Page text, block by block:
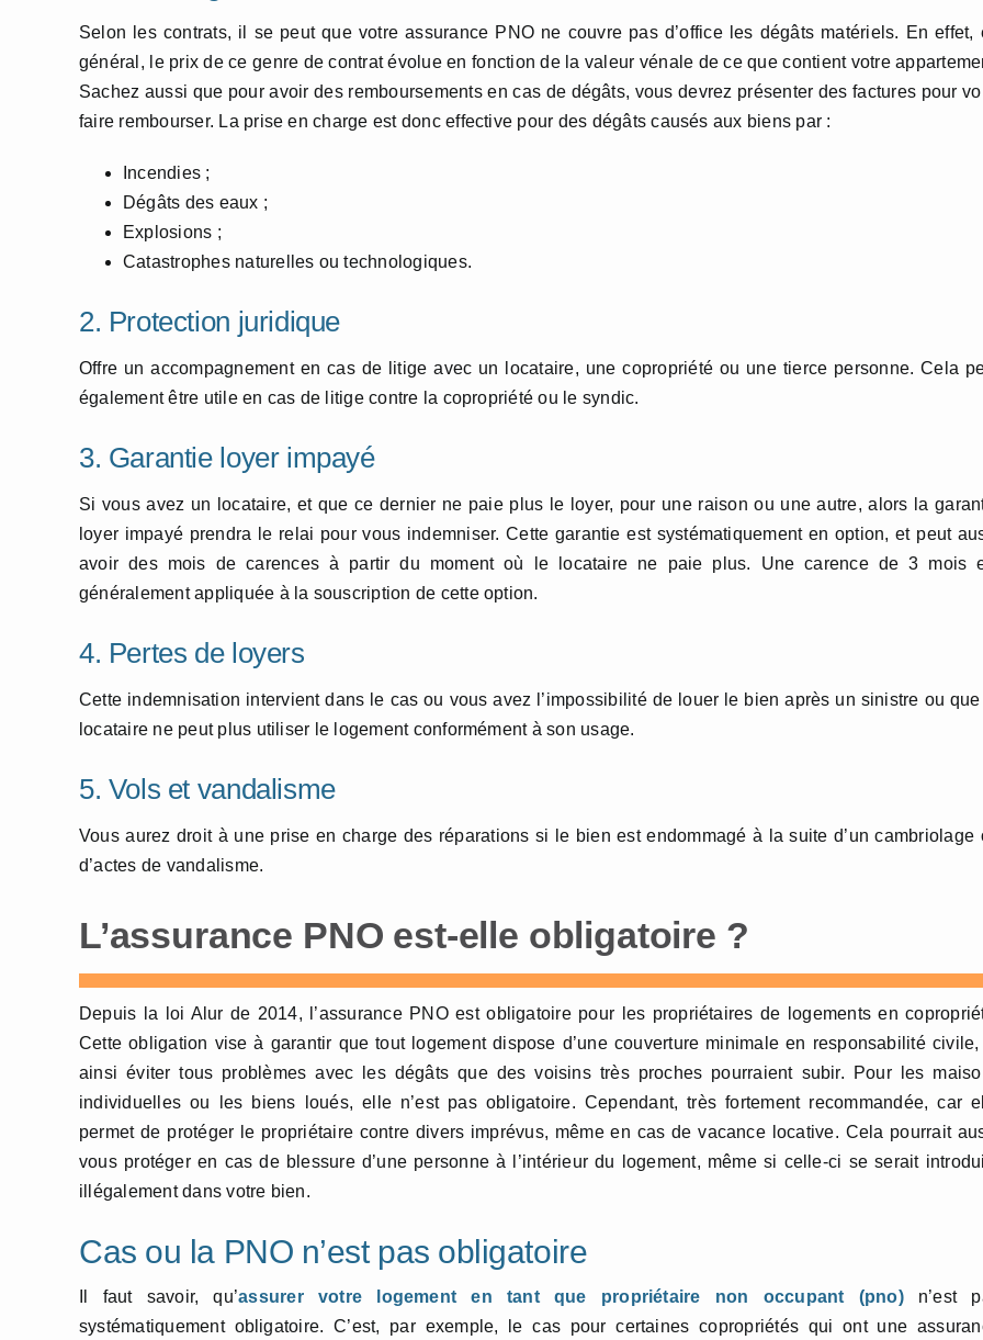
Selon les contrats, il se peut que votre assurance PNO ne couvre pas d’office les dégâts matériels. En effet,
général, le prix de ce genre de contrat évolue en fonction de la valeur vénale de ce que contient votre
Sachez aussi que pour avoir des remboursements en cas de dégâts, vous devrez présenter des factures pour
faire rembourser. La prise en charge est donc effective pour des dégâts causés aux biens par :
Incendies ;
Dégâts des eaux ;
Explosions ;
Catastrophes naturelles ou technologiques.
2. Protection juridique
Offre un accompagnement en cas de litige avec un locataire, une copropriété ou une tierce personne. Cela
également être utile en cas de litige contre la copropriété ou le syndic.
3. Garantie loyer impayé
Si vous avez un locataire, et que ce dernier ne paie plus le loyer, pour une raison ou une autre, alors la
loyer impayé prendra le relai pour vous indemniser. Cette garantie est systématiquement en option, et peut
avoir des mois de carences à partir du moment où le locataire ne paie plus. Une carence de 3 mois
généralement appliquée à la souscription de cette option.
4. Pertes de loyers
Cette indemnisation intervient dans le cas ou vous avez l’impossibilité de louer le bien après un sinistre ou
locataire ne peut plus utiliser le logement conformément à son usage.
5. Vols et vandalisme
Vous aurez droit à une prise en charge des réparations si le bien est endommagé à la suite d’un cambriolage
d’actes de vandalisme.
L’assurance PNO est-elle obligatoire ?
Depuis la loi Alur de 2014, l’assurance PNO est obligatoire pour les propriétaires de logements en
Cette obligation vise à garantir que tout logement dispose d’une couverture minimale en responsabilité
ainsi éviter tous problèmes avec les dégâts que des voisins très proches pourraient subir. Pour les
individuelles ou les biens loués, elle n’est pas obligatoire. Cependant, très fortement recommandée, car
permet de protéger le propriétaire contre divers imprévus, même en cas de vacance locative. Cela pourrait
vous protéger en cas de blessure d’une personne à l’intérieur du logement, même si celle-ci se serait
illégalement dans votre bien.
Cas ou la PNO n’est pas obligatoire
Il faut savoir, qu’assurer votre logement en tant que propriétaire non occupant (pno)n’est
systématiquement obligatoire. C’est, par exemple, le cas pour certaines copropriétés qui ont une